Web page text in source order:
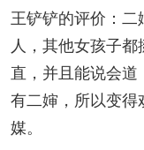
王铲铲的评价：二
人，其他女孩子
直，并且能说会
有二婶，所以变得
媒。